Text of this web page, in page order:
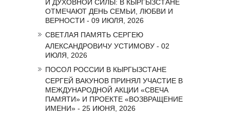
ОТМЕЧАЮТ ДЕНЬ СЕМЬИ, ЛЮБВИ И
ВЕРНОСТИ - 09 ИЮЛЯ, 2026
СВЕТЛАЯ ПАМЯТЬ СЕРГЕЮ
АЛЕКСАНДРОВИЧУ УСТИМОВУ - 02
ИЮЛЯ, 2026
ПОСОЛ РОССИИ В КЫРГЫЗСТАНЕ
СЕРГЕЙ ВАКУНОВ ПРИНЯЛ УЧАСТИЕ В
МЕЖДУНАРОДНОЙ АКЦИИ «СВЕЧА
ПАМЯТИ» И ПРОЕКТЕ «ВОЗВРАЩЕНИЕ
ИМЕНИ» - 25 ИЮНЯ, 2026